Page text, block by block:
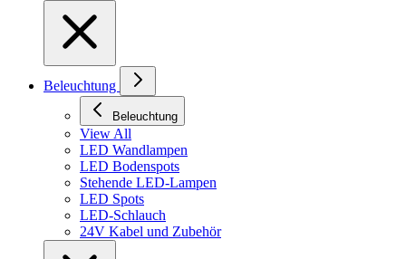
Beleuchtung
Beleuchtung
View All
LED Wandlampen
LED Bodenspots
Stehende LED-Lampen
LED Spots
LED-Schlauch
24V Kabel und Zubehör